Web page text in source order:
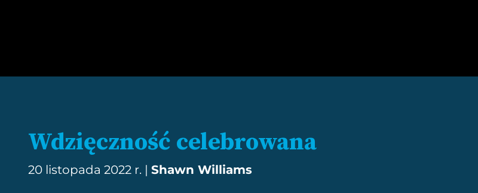
Wdzięczność celebrowana
20 listopada 2022 r. |Shawn Williams